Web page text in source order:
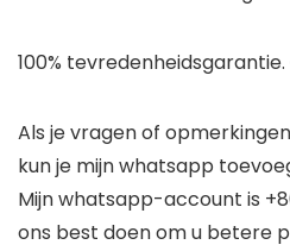
100%
Als je vragen of
kun je mijn whatsapp
Mijn whatsapp-account is
ons best doen om u betere